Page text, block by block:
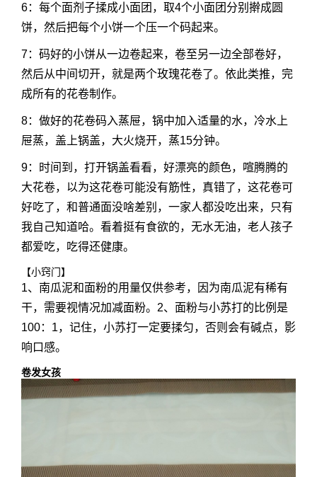
6：每个面剂子揉成小面团，取4个小面团分别擀成圆
饼，然后把每个小饼一个压一个码起来。
7：码好的小饼从一边卷起来，卷至另一边全部卷好，
然后从中间切开，就是两个玫瑰花卷了。依此类推，完
成所有的花卷制作。
8：做好的花卷码入蒸屉，锅中加入适量的水，冷水上
屉蒸，盖上锅盖，大火烧开，蒸15分钟。
9：时间到，打开锅盖看看，好漂亮的颜色，喧腾腾的
大花卷，以为这花卷可能没有筋性，真错了，这花卷可
好吃了，和普通面没啥差别，一家人都没吃出来，只有
我自己知道哈。看着挺有食欲的，无水无油，老人孩子
都爱吃，吃得还健康。
【小窍门】
1、南瓜泥和面粉的用量仅供参考，因为南瓜泥有稀有
干，需要视情况加减面粉。2、面粉与小苏打的比例是
100：1，记住，小苏打一定要揉匀，否则会有碱点，影
响口感。
卷发女孩